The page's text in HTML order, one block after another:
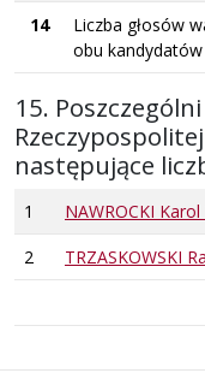
14
Liczba głosów
obu kandydatów
15.
następujące
1 NAWROCKI
2
TRZASKOWSKI